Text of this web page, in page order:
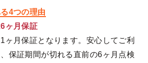
4つの理由
ヶ月保証
ヶ月保証となります。安心してご利
保証期間が切れる直前の6ヶ月点検